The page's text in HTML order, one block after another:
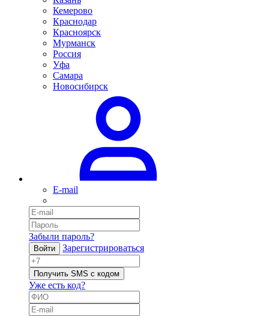
Кемерово
Краснодар
Красноярск
Мурманск
Россия
Уфа
Самара
Новосибирск
E-mail
Забыли пароль?
Войти Зарегистрироваться
Получить SMS с кодом
Уже есть код?